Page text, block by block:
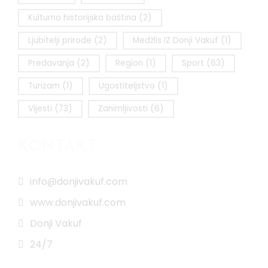
Kulturno historijska baština (2)
Ljubitelji prirode (2) Medžlis IZ Donji Vakuf (1)
Predavanja (2) Region (1) Sport (63)
Turizam (1) Ugostiteljstvo (1)
Vijesti (73) Zanimljivosti (6)
info@donjivakuf.com
www.donjivakuf.com
Donji Vakuf
24/7